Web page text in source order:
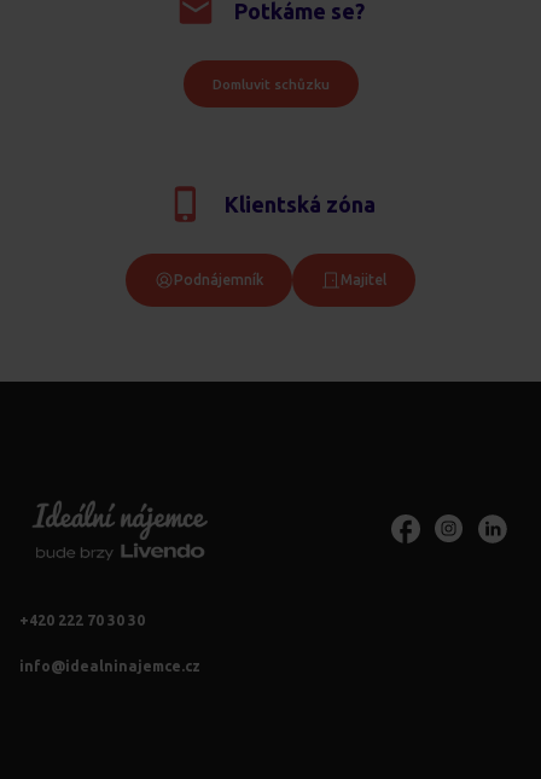
Potkáme se?
Domluvit schůzku
Klientská zóna
Podnájemník Majitel
+420 222 70 30 30
info@idealninajemce.cz